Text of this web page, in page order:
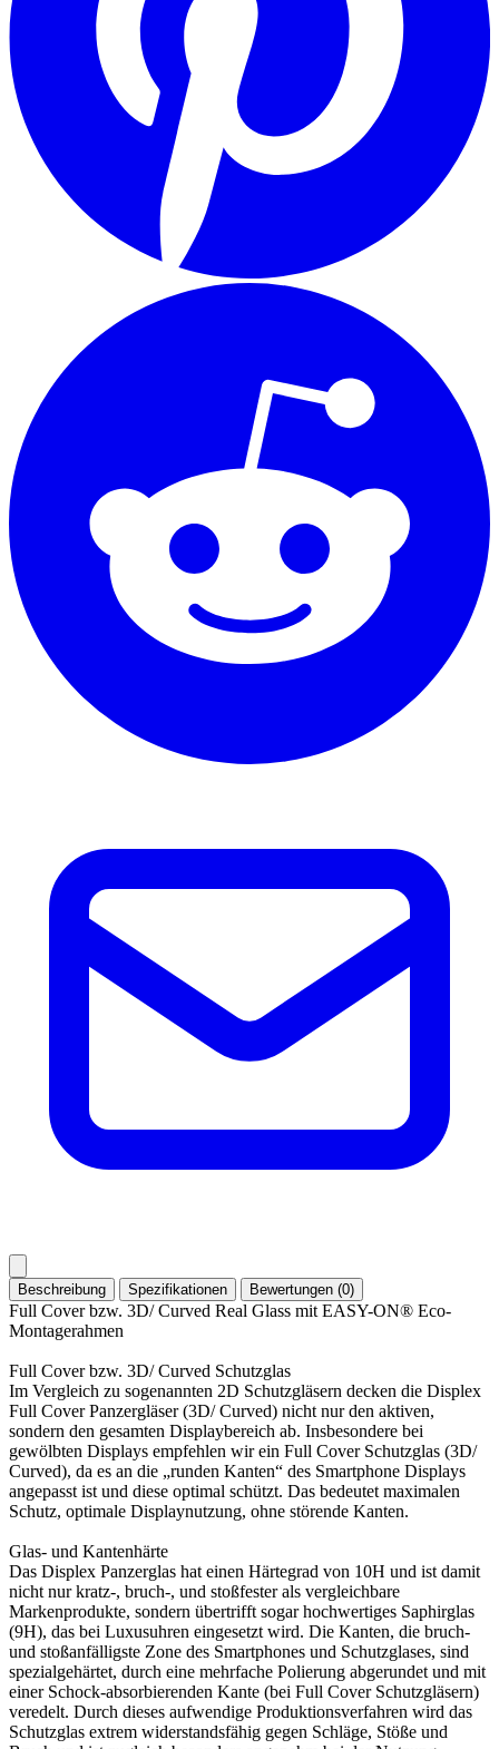
Beschreibung Spezifikationen Bewertungen (0)
Full Cover bzw. 3D/ Curved Real Glass mit EASY-ON® Eco-
Montagerahmen
Full Cover bzw. 3D/ Curved Schutzglas
Im Vergleich zu sogenannten 2D Schutzgläsern decken die Displex
Full Cover Panzergläser (3D/ Curved) nicht nur den aktiven,
sondern den gesamten Displaybereich ab. Insbesondere bei
gewölbten Displays empfehlen wir ein Full Cover Schutzglas (3D/
Curved), da es an die „runden Kanten“ des Smartphone Displays
angepasst ist und diese optimal schützt. Das bedeutet maximalen
Schutz, optimale Displaynutzung, ohne störende Kanten.
Glas- und Kantenhärte
Das Displex Panzerglas hat einen Härtegrad von 10H und ist damit
nicht nur kratz-, bruch-, und stoßfester als vergleichbare
Markenprodukte, sondern übertrifft sogar hochwertiges Saphirglas
(9H), das bei Luxusuhren eingesetzt wird. Die Kanten, die bruch-
und stoßanfälligste Zone des Smartphones und Schutzglases, sind
spezialgehärtet, durch eine mehrfache Polierung abgerundet und mit
einer Schock-absorbierenden Kante (bei Full Cover Schutzgläsern)
veredelt. Durch dieses aufwendige Produktionsverfahren wird das
Schutzglas extrem widerstandsfähig gegen Schläge, Stöße und